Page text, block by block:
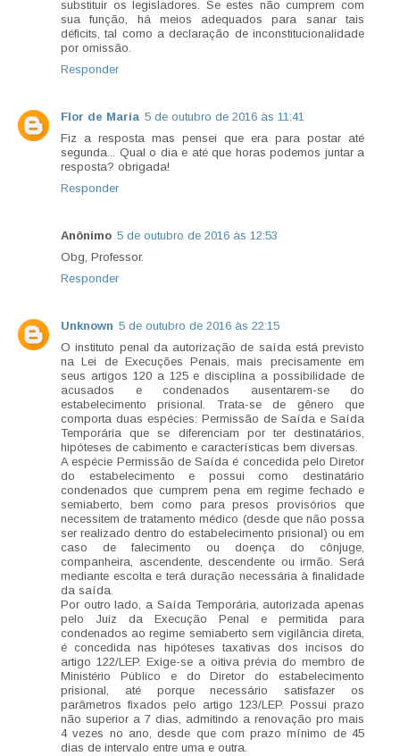
substituir os legisladores. Se estes não cumprem com
sua função, há meios adequados para sanar tais
déficits, tal como a declaração de inconstitucionalidade
por omissão.
Responder
Flor de Maria 5 de outubro de 2016 às 11:41
Fiz a resposta mas pensei que era para postar até
segunda... Qual o dia e até que horas podemos juntar a
resposta? obrigada!
Responder
Anônimo 5 de outubro de 2016 às 12:53
Obg, Professor.
Responder
Unknown 5 de outubro de 2016 às 22:15
O instituto penal da autorização de saída está previsto
na Lei de Execuções Penais, mais precisamente em
seus artigos 120 a 125 e disciplina a possibilidade de
acusados e condenados ausentarem-se do
estabelecimento prisional. Trata-se de gênero que
comporta duas espécies: Permissão de Saída e Saída
Temporária que se diferenciam por ter destinatários,
hipóteses de cabimento e características bem diversas.
A espécie Permissão de Saída é concedida pelo Diretor
do estabelecimento e possui como destinatário
condenados que cumprem pena em regime fechado e
semiaberto, bem como para presos provisórios que
necessitem de tratamento médico (desde que não possa
ser realizado dentro do estabelecimento prisional) ou em
caso de falecimento ou doença do cônjuge,
companheira, ascendente, descendente ou irmão. Será
mediante escolta e terá duração necessária à finalidade
da saída.
Por outro lado, a Saída Temporária, autorizada apenas
pelo Juiz da Execução Penal e permitida para
condenados ao regime semiaberto sem vigilância direta,
é concedida nas hipóteses taxativas dos incisos do
artigo 122/LEP. Exige-se a oitiva prévia do membro de
Ministério Público e do Diretor do estabelecimento
prisional, até porque necessário satisfazer os
parâmetros fixados pelo artigo 123/LEP. Possui prazo
não superior a 7 dias, admitindo a renovação pro mais
4 vezes no ano, desde que com prazo mínimo de 45
dias de intervalo entre uma e outra.